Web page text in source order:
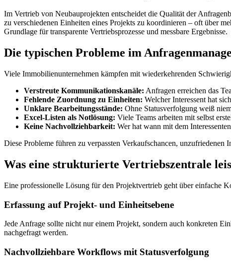
Im Vertrieb von Neubauprojekten entscheidet die Qualität der
zu verschiedenen Einheiten eines Projekts zu koordinieren – oft über
Grundlage für transparente Vertriebsprozesse und messbare Ergebnisse.
Die typischen Probleme im
Viele Immobilienunternehmen kämpfen mit wiederkehrenden
Verstreute Kommunikationskanäle: Anfragen erreichen das
Fehlende Zuordnung zu Einheiten: Welcher Interessent hat
Unklare Bearbeitungsstände: Ohne Statusverfolgung weiß
Excel-Listen als Notlösung: Viele Teams arbeiten mit selbst
Keine Nachvollziehbarkeit: Wer hat wann mit dem
Diese Probleme führen zu verpassten Verkaufschancen,
Was eine strukturierte Vertriebszentrale
Eine professionelle Lösung für den Projektvertrieb geht über einfache
Erfassung auf Projekt- und Einheitsebene
Jede Anfrage sollte nicht nur einem Projekt, sondern auch konkreten
nachgefragt werden.
Nachvollziehbare Workflows mit Statusverfolgung